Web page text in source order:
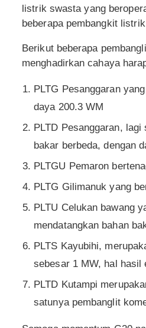
listrik swasta yang
beberapa pembangkit
Berikut beberapa
menghadirkan cahaya
PLTG Pesanggaran
daya 200.3 WM
PLTD Pesanggaran,
bakar berbeda, dengan
PLTGU Pemaron
PLTG Gilimanuk yang
PLTU Celukan bawang
mendatangkan bahan
PLTS Kayubihi,
sebesar 1 MW, hal hasil
PLTD Kutampi
satunya pembanglit